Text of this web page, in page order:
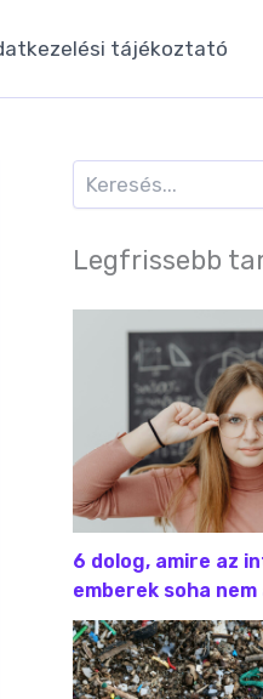
tájékoztató
Legfrissebb
6 dolog, amire az
emberek soha